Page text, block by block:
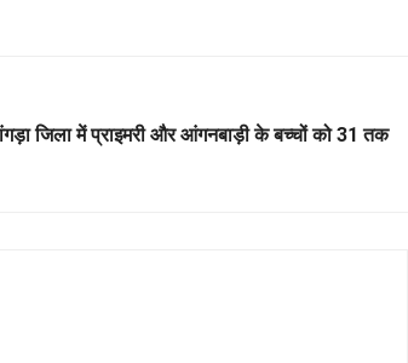
जिला में प्राइमरी और आंगनबाड़ी के बच्चों को 31 तक